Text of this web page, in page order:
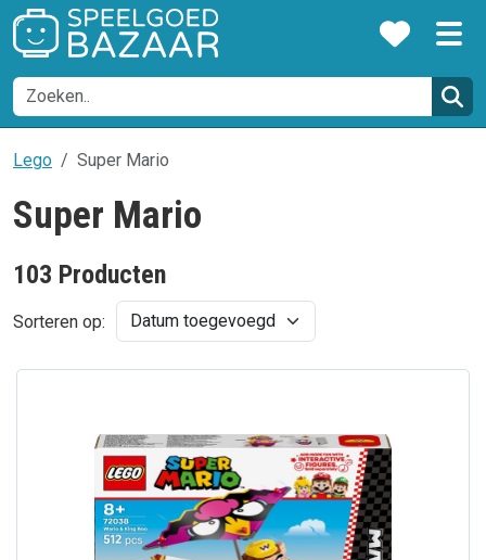
Lego Super Mario
Super Mario
103 Producten
Sorteren op: